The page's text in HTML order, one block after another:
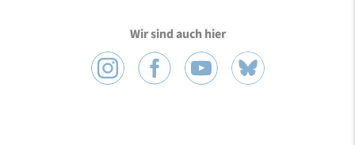
Wir sind auch hier